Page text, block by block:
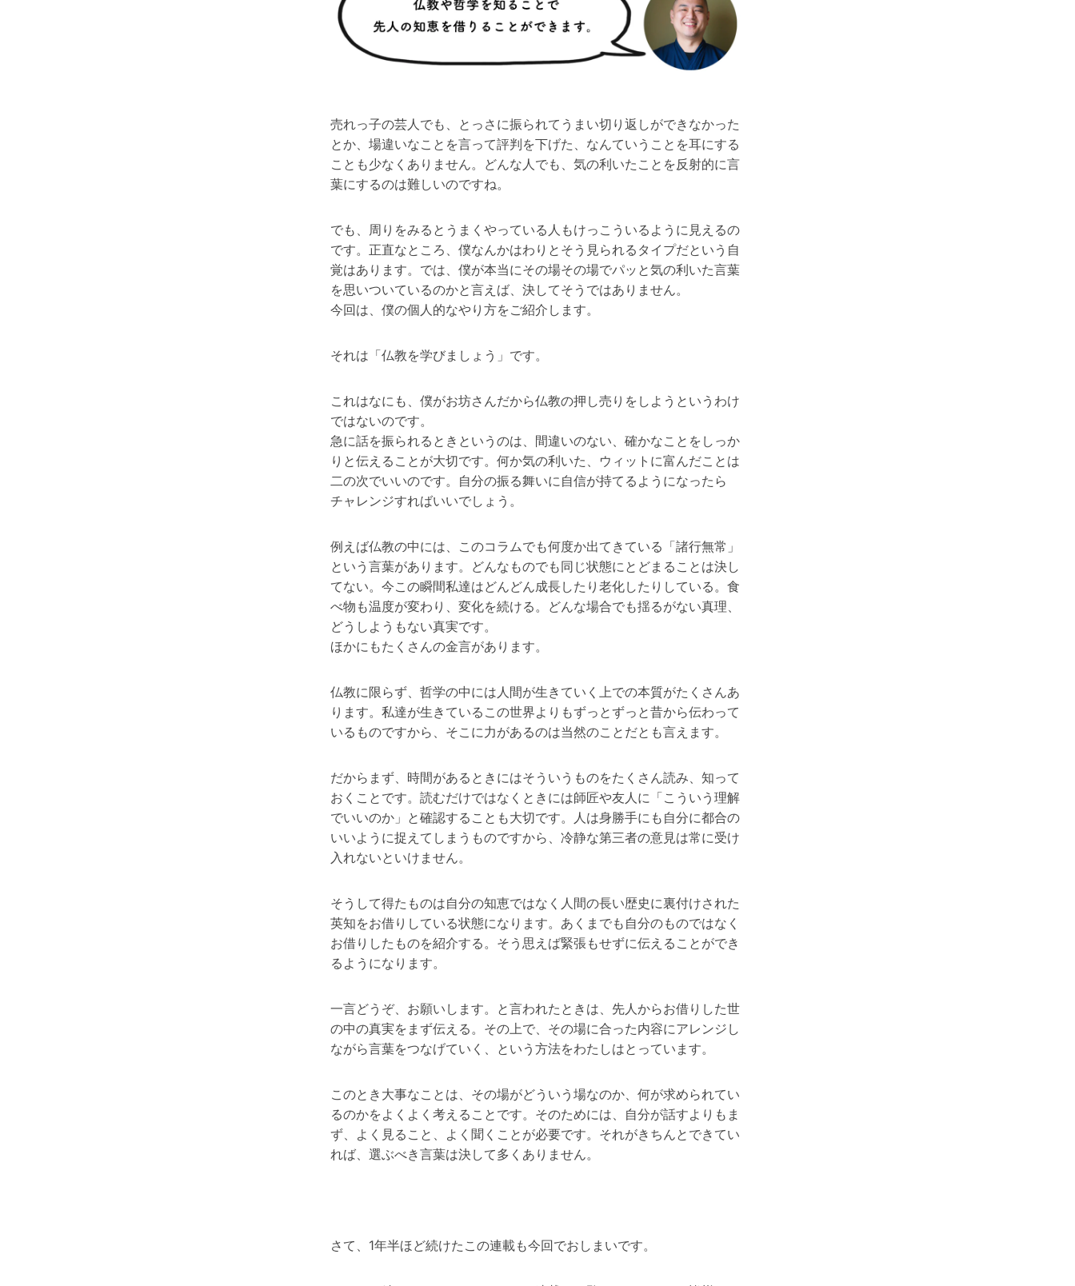
売れっ子の芸人でも、とっさに振られてうまい切り返しができなかった
とか、場違いなことを言って評判を下げた、なんていうことを耳にする
ことも少なくありません。どんな人でも、気の利いたことを反射的に言
葉にするのは難しいのですね。
でも、周りをみるとうまくやっている人もけっこういるように見えるの
です。正直なところ、僕なんかはわりとそう見られるタイプだという自
覚はあります。では、僕が本当にその場その場でパッと気の利いた言葉
を思いついているのかと言えば、決してそうではありません。
今回は、僕の個人的なやり方をご紹介します。
それは「仏教を学びましょう」です。
これはなにも、僕がお坊さんだから仏教の押し売りをしようというわけ
ではないのです。
急に話を振られるときというのは、間違いのない、確かなことをしっか
りと伝えることが大切です。何か気の利いた、ウィットに富んだことは
二の次でいいのです。自分の振る舞いに自信が持てるようになったら
チャレンジすればいいでしょう。
例えば仏教の中には、このコラムでも何度か出てきている「諸行無常」
という言葉があります。どんなものでも同じ状態にとどまることは決し
てない。今この瞬間私達はどんどん成長したり老化したりしている。食
べ物も温度が変わり、変化を続ける。どんな場合でも揺るがない真理、
どうしようもない真実です。
ほかにもたくさんの金言があります。
仏教に限らず、哲学の中には人間が生きていく上での本質がたくさんあ
ります。私達が生きているこの世界よりもずっとずっと昔から伝わって
いるものですから、そこに力があるのは当然のことだとも言えます。
だからまず、時間があるときにはそういうものをたくさん読み、知って
おくことです。読むだけではなくときには師匠や友人に「こういう理解
でいいのか」と確認することも大切です。人は身勝手にも自分に都合の
いいように捉えてしまうものですから、冷静な第三者の意見は常に受け
入れないといけません。
そうして得たものは自分の知恵ではなく人間の長い歴史に裏付けされた
英知をお借りしている状態になります。あくまでも自分のものではなく
お借りしたものを紹介する。そう思えば緊張もせずに伝えることができ
るようになります。
一言どうぞ、お願いします。と言われたときは、先人からお借りした世
の中の真実をまず伝える。その上で、その場に合った内容にアレンジし
ながら言葉をつなげていく、という方法をわたしはとっています。
このとき大事なことは、その場がどういう場なのか、何が求められてい
るのかをよくよく考えることです。そのためには、自分が話すよりもま
ず、よく見ること、よく聞くことが必要です。それがきちんとできてい
れば、選ぶべき言葉は決して多くありません。
さて、1年半ほど続けたこの連載も今回でおしまいです。